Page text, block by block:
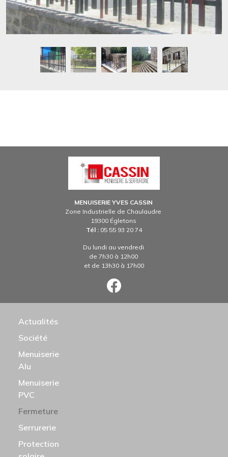
Image
MENUISERIE YVES CASSIN
Zone Industrielle de Chaulaudre
19300 Égletons
Tél : 05 55 93 20 74
Du lundi au vendredi
de 7h30 à 12h00
et de 13h30 à 17h00
Actualités
Société
Menuiserie
Alu
Menuiserie
PVC
Fermeture
Serrurerie
Protection